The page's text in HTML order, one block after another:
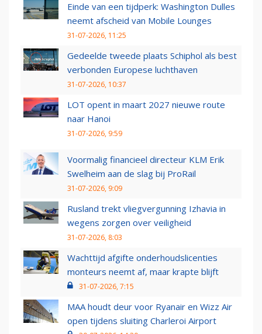
Einde van een tijdperk: Washington Dulles
neemt afscheid van Mobile Lounges
31-07-2026, 11:25
Gedeelde tweede plaats Schiphol als best
verbonden Europese luchthaven
31-07-2026, 10:37
LOT opent in maart 2027 nieuwe route
naar Hanoi
31-07-2026, 9:59
Voormalig financieel directeur KLM Erik
Swelheim aan de slag bij ProRail
31-07-2026, 9:09
Rusland trekt vliegvergunning Izhavia in
wegens zorgen over veiligheid
31-07-2026, 8:03
Wachttijd afgifte onderhoudslicenties
monteurs neemt af, maar krapte blijft
31-07-2026, 7:15
MAA houdt deur voor Ryanair en Wizz Air
open tijdens sluiting Charleroi Airport